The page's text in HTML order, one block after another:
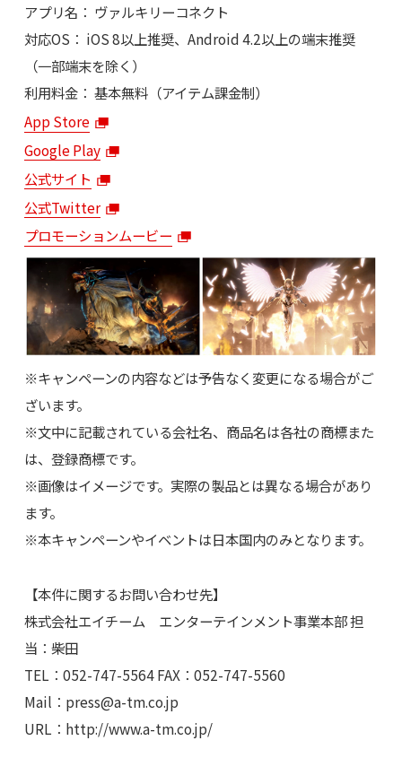
アプリ名： ヴァルキリーコネクト
対応OS： iOS 8以上推奨、Android 4.2以上の端末推奨
（一部端末を除く）
利用料金： 基本無料（アイテム課金制）
App Store
Google Play
公式サイト
公式Twitter
プロモーションムービー
※キャンペーンの内容などは予告なく変更になる場合がご
ざいます。
※文中に記載されている会社名、商品名は各社の商標また
は、登録商標です。
※画像はイメージです。実際の製品とは異なる場合があり
ます。
※本キャンペーンやイベントは日本国内のみとなります。
【本件に関するお問い合わせ先】
株式会社エイチーム エンターテインメント事業本部 担
当：柴田
TEL：052-747-5564 FAX：052-747-5560
Mail： press@a-tm.co.jp
URL：http://www.a-tm.co.jp/